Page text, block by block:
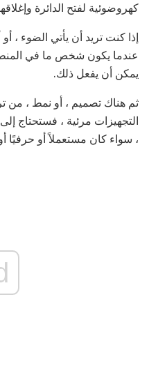
كهروضوئية لفتح الدائرة
إذا كنت تريد أن يأتي الضوء
عندما يكون شخص ما في
يمكن أن يفعل ذلك.
ثم هناك تصميم ، أو نمط ، من
التجهيزات مرئية ، فستحتاج
، سواء كان مستعملاً أو حرفيًا